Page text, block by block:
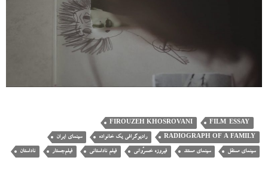
FILM-ESSAY
FIROUZEH KHOSROVANI
RADIOGRAPH OF A FAMILY رادیوگرافی یک خانواده سینمای ایران
سینمای مستقل سینمای مستند فیروزه خسرُوانی فیلم ناداستانی فیلم‌جستار ناداستان